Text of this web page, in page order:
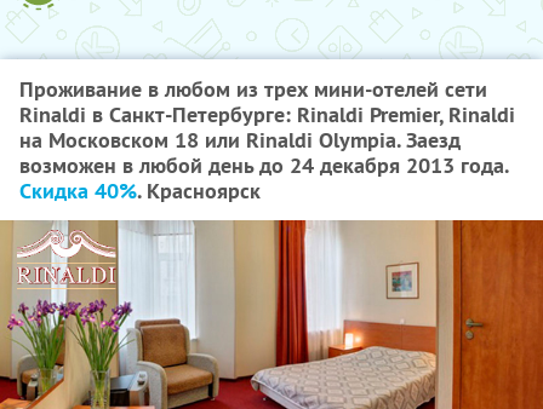
Проживание в любом из трех мини-отелей сети
Rinaldi в Санкт-Петербурге: Rinaldi Premier, Rinaldi
на Московском 18 или Rinaldi Olympia. Заезд
возможен в любой день до 24 декабря 2013 года.
Скидка 40%. Красноярск